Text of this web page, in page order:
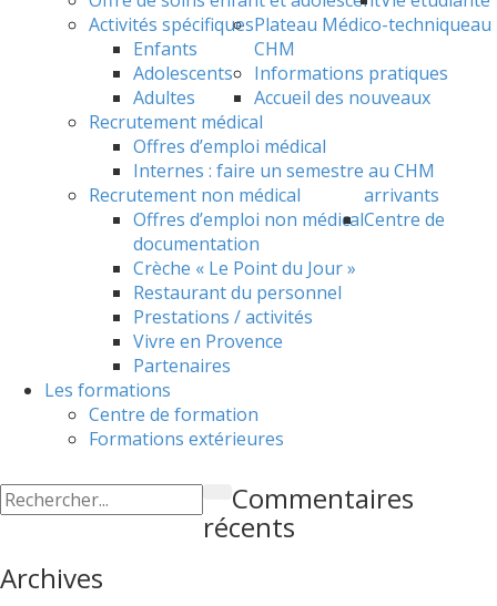
Activités spécifiques
Enfants
Adolescents
Adultes
Plateau Médico-technique
Recrutement médical
Offres d’emploi médical
Internes : faire un semestre au CHM
au
CHM
Recrutement non médical
Offres d’emploi non médical
Informations pratiques
Accueil des nouveaux
arrivants
Centre de
documentation
Crèche « Le Point du Jour »
Restaurant du personnel
Prestations / activités
Vivre en Provence
Partenaires
Les formations
Centre de formation
Formations extérieures
Commentaires
récents
Archives